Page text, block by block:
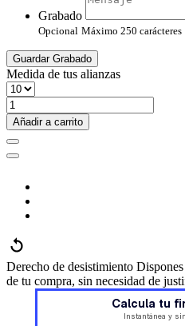
Grabado
Opcional Máximo 250 carácteres
Guardar Grabado
Medida de tus alianzas
Añadir a carrito
Derecho de desistimiento
de tu compra, sin necesidad de